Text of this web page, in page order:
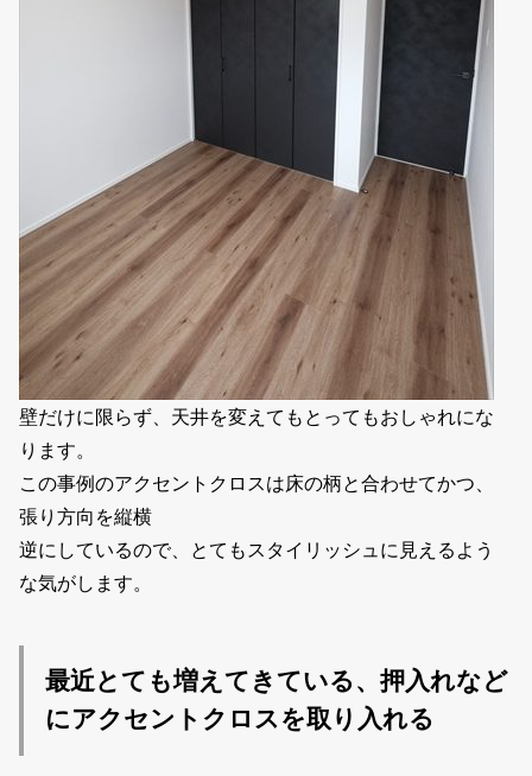
壁だけに限らず、天井を変えてもとってもおしゃれにな
ります。
この事例のアクセントクロスは床の柄と合わせてかつ、
張り方向を縦横
逆にしているので、とてもスタイリッシュに見えるよう
な気がします。
最近とても増えてきている、押入れなど
にアクセントクロスを取り入れる